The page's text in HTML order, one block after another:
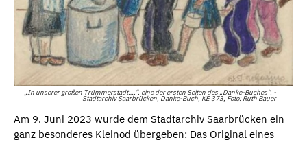
„In unserer großen Trümmerstadt….“, eine der ersten Seiten des „Danke-Buches“. -
Stadtarchiv Saarbrücken, Danke-Buch, KE 373, Foto: Ruth Bauer
Am 9. Juni 2023 wurde dem Stadtarchiv Saarbrücken ein
ganz besonderes Kleinod übergeben: Das Original eines